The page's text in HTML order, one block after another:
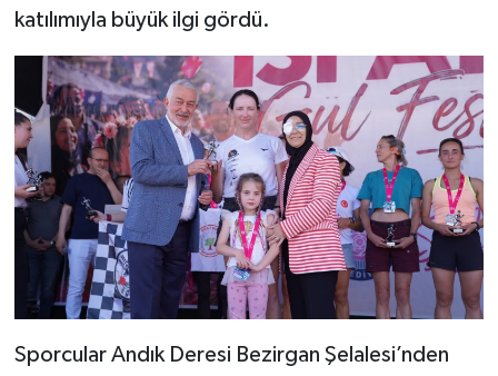
katılımıyla büyük ilgi gördü.
Sporcular Andık Deresi Bezirgan Şelalesi’nden
Yerel
İletişim
Künye